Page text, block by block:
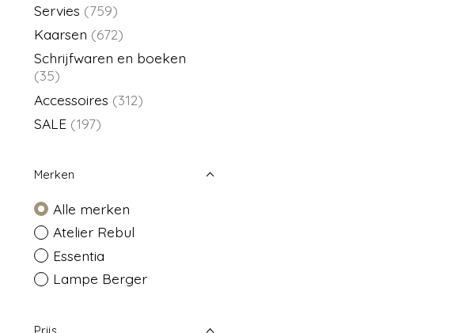
Servies (759)
Kaarsen (672)
Schrijfwaren en boeken
(35)
Accessoires (312)
SALE (197)
Merken
Alle merken
Atelier Rebul
Essentia
Lampe Berger